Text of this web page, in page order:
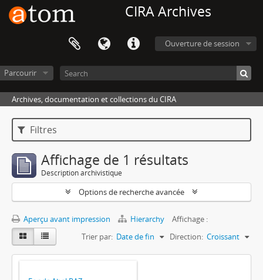
CIRA Archives
Ouverture de session
Parcourir
Archives, documentation et collections du CIRA
Filtres
Affichage de 1 résultats
Description archivistique
Options de recherche avancée
Aperçu avant impression Hierarchy
Affichage :
Trier par: Date de fin Direction: Croissant